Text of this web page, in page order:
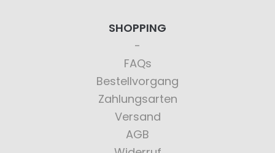
SHOPPING
FAQs
Bestellvorgang
Zahlungsarten
Versand
AGB